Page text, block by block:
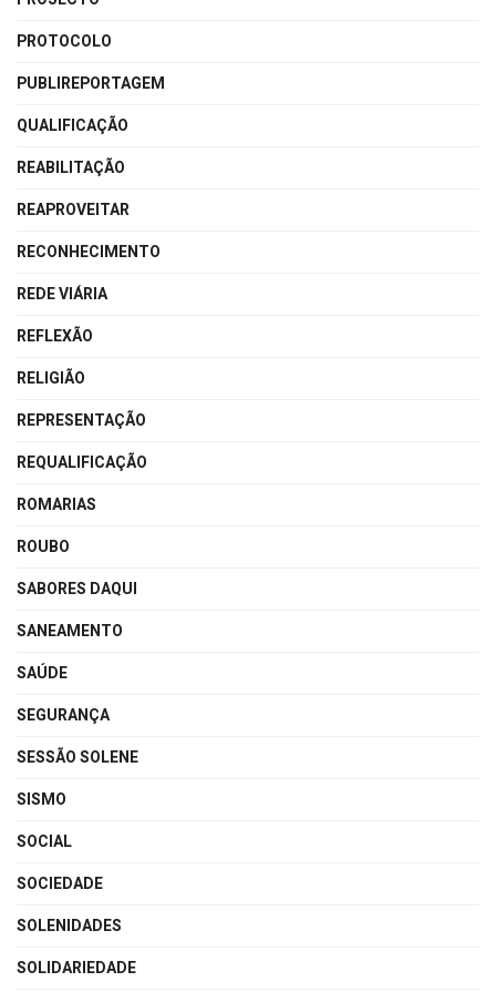
PROTOCOLO
PUBLIREPORTAGEM
QUALIFICAÇÃO
REABILITAÇÃO
REAPROVEITAR
RECONHECIMENTO
REDE VIÁRIA
REFLEXÃO
RELIGIÃO
REPRESENTAÇÃO
REQUALIFICAÇÃO
ROMARIAS
ROUBO
SABORES DAQUI
SANEAMENTO
SAÚDE
SEGURANÇA
SESSÃO SOLENE
SISMO
SOCIAL
SOCIEDADE
SOLENIDADES
SOLIDARIEDADE